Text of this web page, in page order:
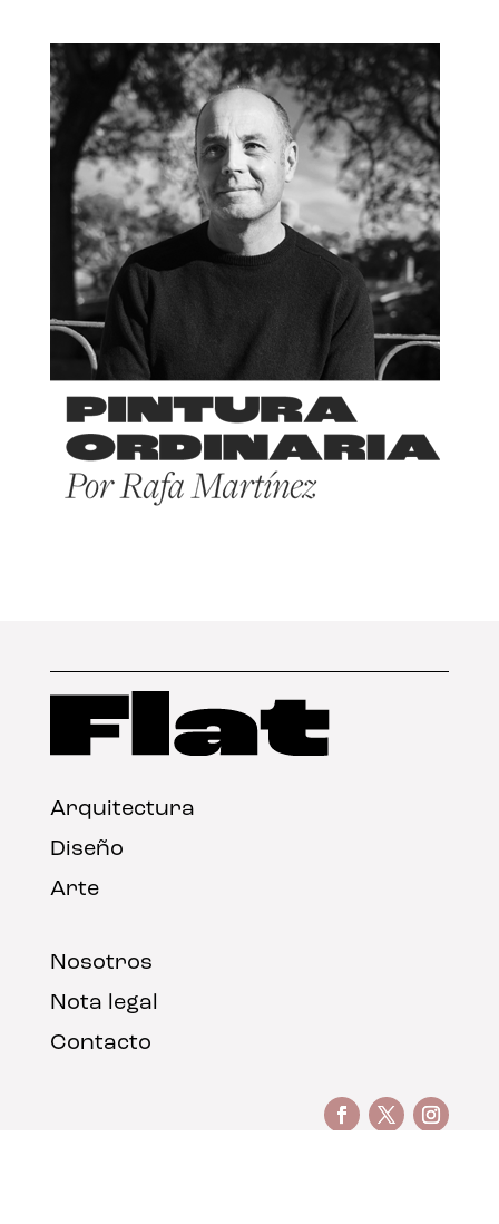
Arquitectura
Diseño
Arte
Nosotros
Nota legal
Contacto